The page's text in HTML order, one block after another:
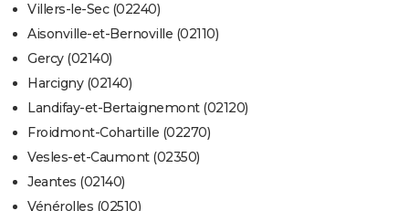
Villers-le-Sec (02240)
Aisonville-et-Bernoville (02110)
Gercy (02140)
Harcigny (02140)
Landifay-et-Bertaignemont (02120)
Froidmont-Cohartille (02270)
Vesles-et-Caumont (02350)
Jeantes (02140)
Vénérolles (02510)